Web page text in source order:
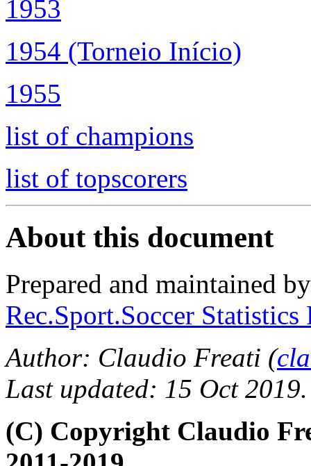
1953
1954 (Torneio Início)
1955
list of champions
list of topscorers
About this document
Prepared and maintained
Rec.Sport.Soccer
Author: Claudio Freati (
Last updated: 15 Oct 2019.
(C) Copyright Claudio